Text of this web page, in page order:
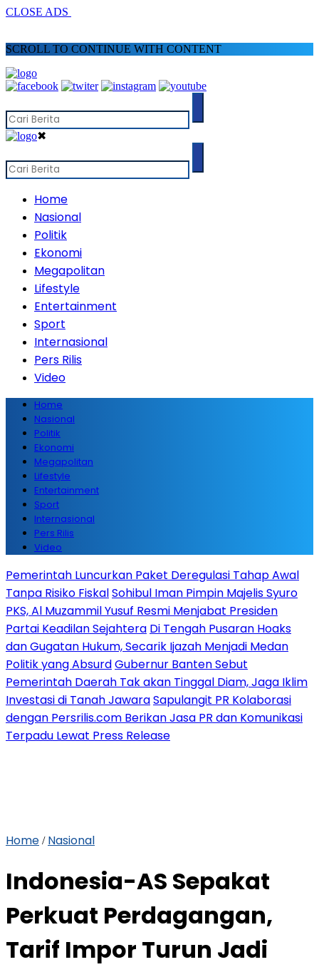
CLOSE ADS
SCROLL TO CONTINUE WITH CONTENT
✖
Home
Nasional
Politik
Ekonomi
Megapolitan
Lifestyle
Entertainment
Sport
Internasional
Pers Rilis
Video
Home
Nasional
Politik
Ekonomi
Megapolitan
Lifestyle
Entertainment
Sport
Internasional
Pers Rilis
Video
Pemerintah Luncurkan Paket Deregulasi Tahap Awal
Tanpa Risiko FiskalSohibul Iman Pimpin Majelis Syuro
PKS, Al Muzammil Yusuf Resmi Menjabat Presiden
Partai Keadilan Sejahtera Di Tengah Pusaran Hoaks
dan Gugatan Hukum, Secarik Ijazah Menjadi Medan
Politik yang AbsurdGubernur Banten Sebut
Pemerintah Daerah Tak akan Tinggal Diam, Jaga Iklim
Investasi di Tanah JawaraSapulangit PR Kolaborasi
dengan Persrilis.com Berikan Jasa PR dan Komunikasi
Terpadu Lewat Press Release
Home / Nasional
Indonesia-AS Sepakat
Perkuat Perdagangan,
Tarif Impor Turun Jadi